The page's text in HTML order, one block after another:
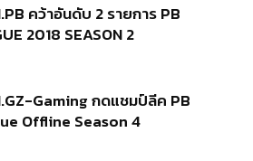
คว้าอันดับ 2 รายการ PB
2018 SEASON 2
Gaming กดแชมป์ลีค PB
Offline Season 4